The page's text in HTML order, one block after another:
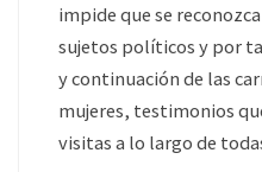
impide que se
sujetos políticos y por
y continuación de las
mujeres, testimonios
visitas a lo largo de